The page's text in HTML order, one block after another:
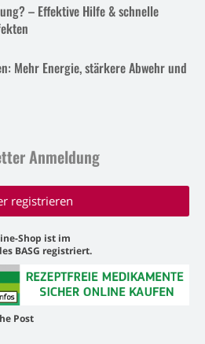
– Effektive Hilfe & schnelle
Mehr Energie, stärkere Abwehr und
Anmeldung
registrieren
Shop ist im
BASG registriert.
Post